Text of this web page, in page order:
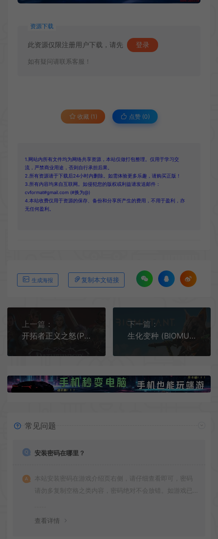
资源下载
此资源仅限注册用户下载，请先 登录
如有疑问请联系客服！
收藏 (1) 点赞 (0)
1.网站内所有文件均为网络共享资源，本站仅做打包整理。仅用于学习交
流，严禁商业用途，否则自行承担后果。
2.所有资源请于下载后24小时内删除。如需体验更多乐趣，请购买正版！
3.所有内容均来自互联网。如侵犯您的版权或利益请发送邮件：
cvformat#gmail.com (#换为@)
4.本站收费仅用于资源的保存、备份和分享所产生的费用，不用于盈利，亦
无任何盈利。
生成海报 复制本文链接
上一篇：
开拓者正义之怒(Pathfinder: Wrath of the Righteous)大型回合制RPG游戏|下载
下一篇：
生化变种 (BIOMUTANT) 简中|PC|修改器|开放世界功夫奇幻RPG游戏
常见问题
安装密码在哪里？
本站安装密码在游戏介绍页右侧，请仔细查看即可，密码
请勿多复制空格之类内容，密码绝对不会放错。如游戏已
查看详情